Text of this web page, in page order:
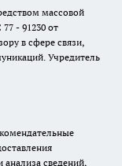
массовой
- 91230 от
в сфере связи,
Учредитель
сведений,